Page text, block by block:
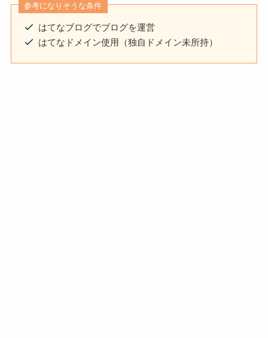
参考になりそうな条件
はてなブログでブログを運営
はてなドメイン使用（独自ドメイン未所持）